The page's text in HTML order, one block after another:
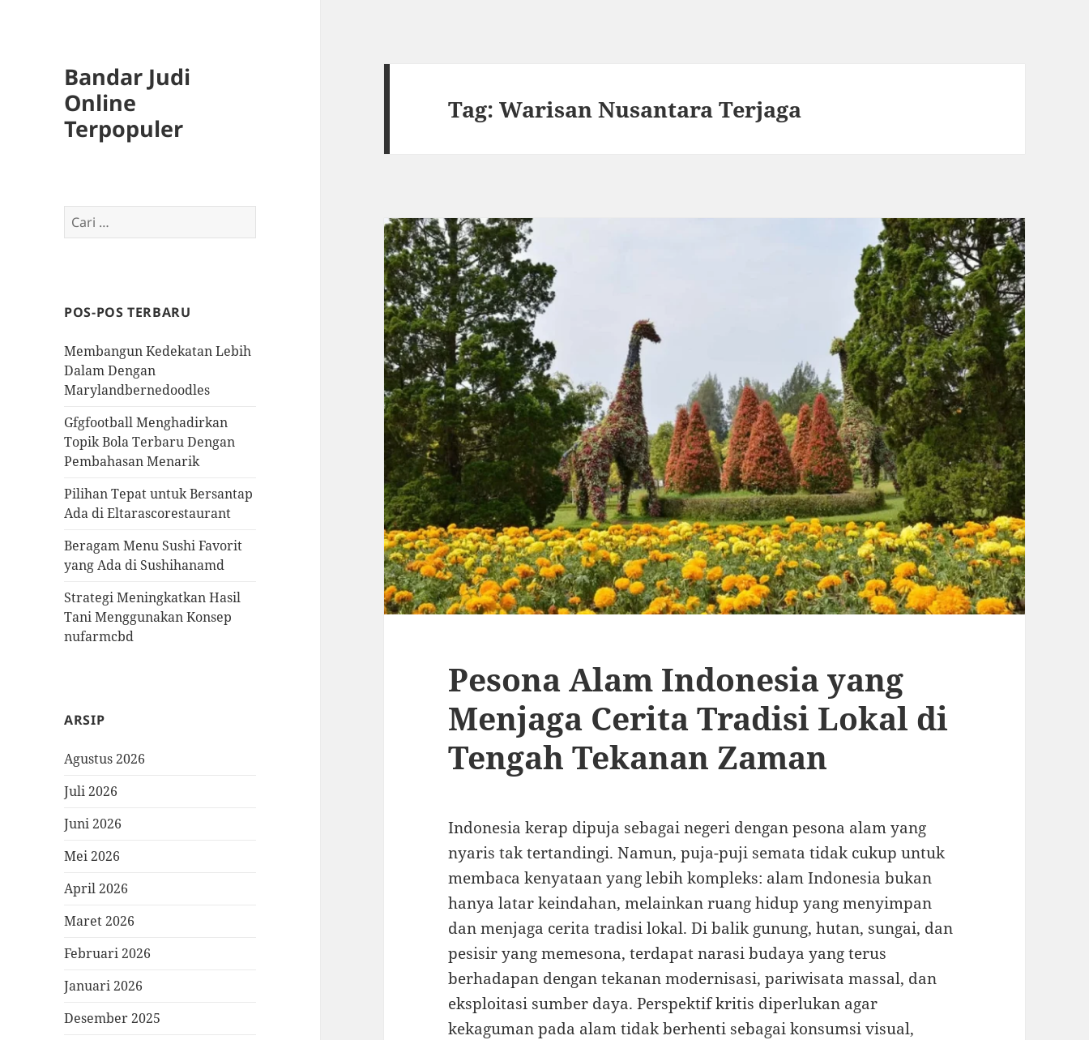
Bandar Judi
Online
Terpopuler
Cari
untuk:
POS-POS TERBARU
Membangun Kedekatan Lebih
Dalam Dengan
Marylandbernedoodles
Gfgfootball Menghadirkan
Topik Bola Terbaru Dengan
Pembahasan Menarik
Pilihan Tepat untuk Bersantap
Ada di Eltarascorestaurant
Beragam Menu Sushi Favorit
yang Ada di Sushihanamd
Strategi Meningkatkan Hasil
Tani Menggunakan Konsep
nufarmcbd
ARSIP
Agustus 2026
Juli 2026
Juni 2026
Mei 2026
April 2026
Maret 2026
Februari 2026
Januari 2026
Desember 2025
Tag:Warisan Nusantara Terjaga
Pesona Alam Indonesia yang
Menjaga Cerita Tradisi Lokal di
Tengah Tekanan Zaman
Indonesia kerap dipuja sebagai negeri dengan pesona alam yang
nyaris tak tertandingi. Namun, puja-puji semata tidak cukup untuk
membaca kenyataan yang lebih kompleks: alam Indonesia bukan
hanya latar keindahan, melainkan ruang hidup yang menyimpan
dan menjaga cerita tradisi lokal. Di balik gunung, hutan, sungai, dan
pesisir yang memesona, terdapat narasi budaya yang terus
berhadapan dengan tekanan modernisasi, pariwisata massal, dan
eksploitasi sumber daya. Perspektif kritis diperlukan agar
kekaguman pada alam tidak berhenti sebagai konsumsi visual,